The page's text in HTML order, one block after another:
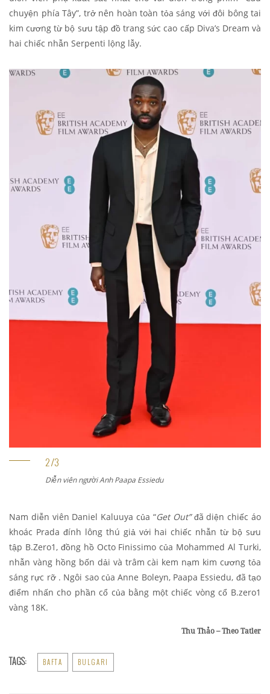
chuyện phía Tây”, trở nên hoàn toàn tỏa sáng với đôi bông tai
kim cương từ bộ sưu tập đồ trang sức cao cấp Diva’s Dream và
hai chiếc nhẫn Serpenti lộng lẫy.
Diễn viên người Anh Paapa Essiedu
Nam diễn viên Daniel Kaluuya của “Get Out”đã diện chiếc áo
khoác Prada đính lông thú giả với hai chiếc nhẫn từ bộ sưu
tập B.Zero1, đồng hồ Octo Finissimo của Mohammed Al Turki,
nhẫn vàng hồng bốn dải và trâm cài kem nạm kim cương tỏa
sáng rực rỡ . Ngôi sao của Anne Boleyn, Paapa Essiedu, đã tạo
điểm nhấn cho phần cổ của bằng một chiếc vòng cổ B.zero1
vàng 18K.
Thu Thảo – Theo Tatler
TAGS: BAFTA BULGARI